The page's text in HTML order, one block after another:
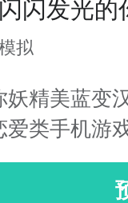
闪闪发光的
美蓝变
拟
妖精美蓝变
类手机游